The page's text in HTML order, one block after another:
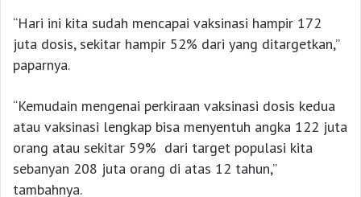
“Hari ini kita sudah mencapai vaksinasi hampir 172
juta dosis, sekitar hampir 52% dari yang ditargetkan,”
paparnya.
“Kemudain mengenai perkiraan vaksinasi dosis kedua
atau vaksinasi lengkap bisa menyentuh angka 122 juta
orang atau sekitar 59% dari target populasi kita
sebanyan 208 juta orang di atas 12 tahun,”
tambahnya.